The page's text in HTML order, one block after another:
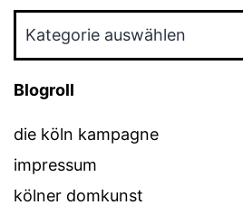
Blogroll
die köln kampagne
impressum
kölner domkunst